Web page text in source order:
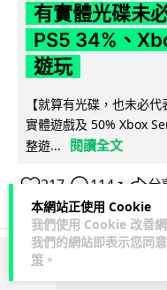
本網站正使用 Cookie
我們使用 Cookie 改善
我們的網站即表示您同
策 。
有實體光碟未
PS5 34%、
遊玩
【就算有光碟，也未必
實體遊戲及 50% Xbox
整遊...
閱讀全文
217 114 ↗ 分